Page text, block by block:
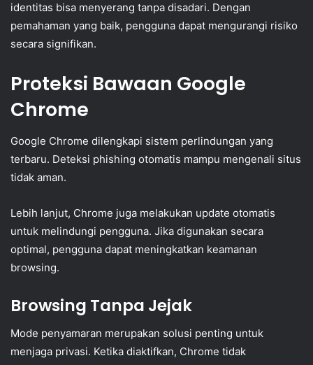
identitas bisa menyerang tanpa disadari. Dengan
pemahaman yang baik, pengguna dapat mengurangi risiko
secara signifikan.
Proteksi Bawaan Google
Chrome
Google Chrome dilengkapi sistem perlindungan yang
terbaru. Deteksi phishing otomatis mampu mengenali situs
tidak aman.
Lebih lanjut, Chrome juga melakukan update otomatis
untuk melindungi pengguna. Jika digunakan secara
optimal, pengguna dapat meningkatkan keamanan
browsing.
Browsing Tanpa Jejak
Mode penyamaran merupakan solusi penting untuk
menjaga privasi. Ketika diaktifkan, Chrome tidak